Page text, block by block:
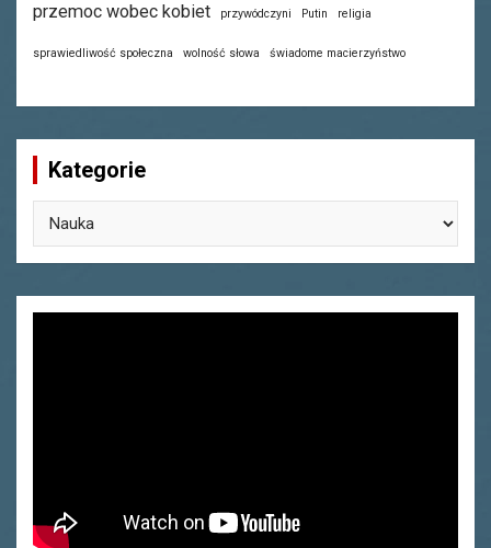
przemoc wobec kobiet przywódczyni Putin religia
sprawiedliwość społeczna wolność słowa świadome macierzyństwo
Kategorie